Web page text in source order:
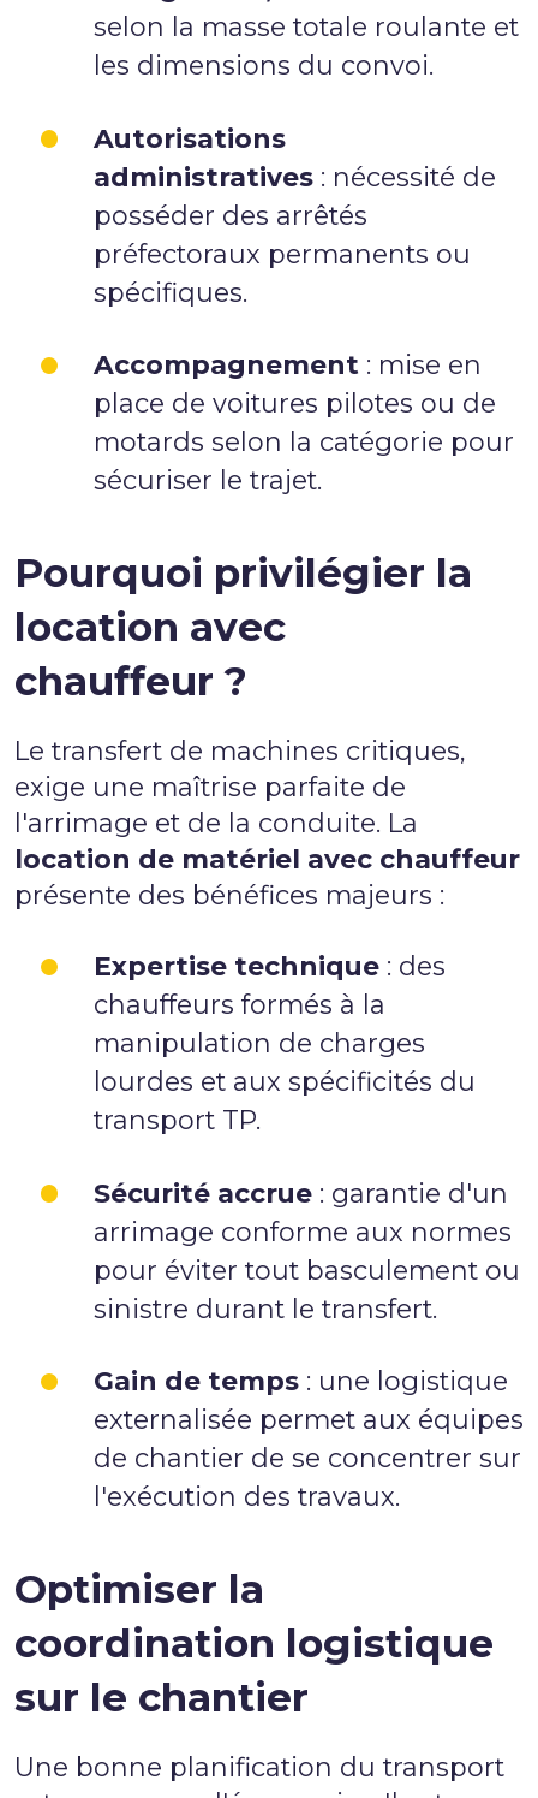
selon la masse totale roulante et
les dimensions du convoi.
Autorisations
administratives: nécessité de
posséder des arrêtés
préfectoraux permanents ou
spécifiques.
Accompagnement : mise en
place de voitures pilotes ou de
motards selon la catégorie pour
sécuriser le trajet.
Pourquoi privilégier la
location avec
chauffeur ?
Le transfert de machines critiques,
exige une maîtrise parfaite de
l'arrimage et de la conduite. La
location de matériel avec chauffeur
présente des bénéfices majeurs :
Expertise technique: des
chauffeurs formés à la
manipulation de charges
lourdes et aux spécificités du
transport TP.
Sécurité accrue: garantie d'un
arrimage conforme aux normes
pour éviter tout basculement ou
sinistre durant le transfert.
Gain de temps: une logistique
externalisée permet aux équipes
de chantier de se concentrer sur
l'exécution des travaux.
Optimiser la
coordination logistique
sur le chantier
Une bonne planification du transport